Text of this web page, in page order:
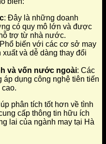
: Đây là những doanh
có quy mô lớn và được
trợ từ nhà nước.
biến với các cơ sở may
và dễ dàng thay đổi
và vốn nước ngoài: Các
dụng công nghệ tiên tiến
cao.
phân tích tốt hơn về tình
cấp thông tin hữu ích
lai của ngành may tại Hà